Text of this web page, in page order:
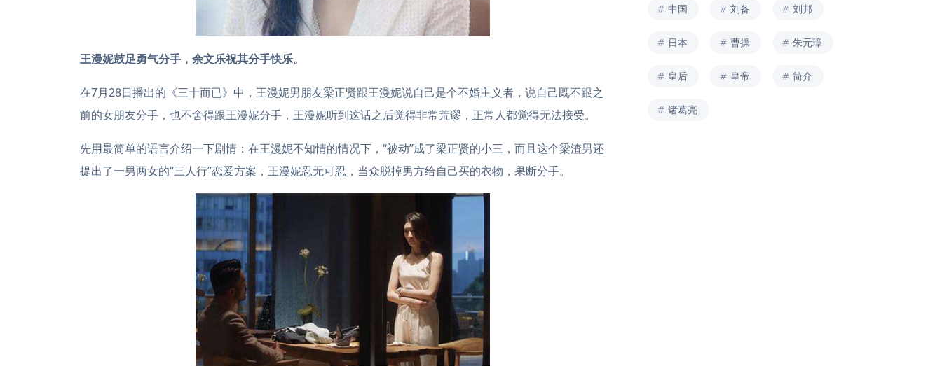
王漫妮鼓足勇气分手，余文乐祝其分手快乐。
在7月28日播出的《三十而已》中，王漫妮男朋友梁正贤跟王漫妮说自己是个不婚主义者，说自己既不跟之
前的女朋友分手，也不舍得跟王漫妮分手，王漫妮听到这话之后觉得非常荒谬，正常人都觉得无法接受。
先用最简单的语言介绍一下剧情：在王漫妮不知情的情况下，“被动”成了梁正贤的小三，而且这个梁渣男还
提出了一男两女的“三人行”恋爱方案，王漫妮忍无可忍，当众脱掉男方给自己买的衣物，果断分手。
中国 刘备 刘邦
日本 曹操 朱元璋
皇后 皇帝 简介
诸葛亮